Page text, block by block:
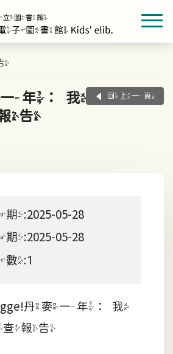
一年：我的
告
回上一頁
:2025-05-28
:2025-05-28
:1
丹麥一年：我
報告